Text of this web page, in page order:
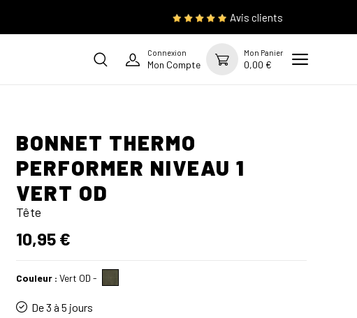
Avis clients
Connexion
Mon Compte
Mon Panier
0,00 €
BONNET THERMO
PERFORMER NIVEAU 1
VERT OD
Tête
10,95 €
Couleur : Vert OD -
De 3 à 5 jours